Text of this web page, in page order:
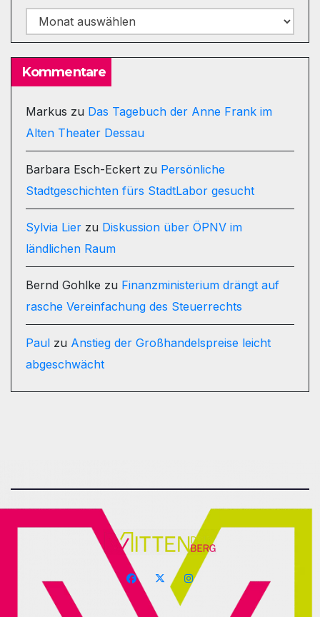
Archiv
Kommentare
Markus zu Das Tagebuch der Anne Frank im
Alten Theater Dessau
Barbara Esch-Eckert zu Persönliche
Stadtgeschichten fürs StadtLabor gesucht
Sylvia Lier zu Diskussion über ÖPNV im
ländlichen Raum
Bernd Gohlke zu Finanzministerium drängt auf
rasche Vereinfachung des Steuerrechts
Paul zu Anstieg der Großhandelspreise leicht
abgeschwächt